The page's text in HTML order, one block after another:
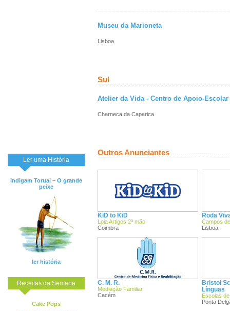
Ler uma História
Indigam Toruai – O grande
peixe
ler história
Receitas da Semana
Cake Pops
Museu da Marioneta
Lisboa
Sul
Atelier da Vida - Centro de Apoio-
Charneca da Caparica
Outros Anunciantes
KiD to KiD
Loja Artigos 2ª mão
Coimbra
Roda
Campos
Lisboa
C. M. R.
Mediação Familiar
Cacém
Bristol
Línguas
Escolas
Ponta